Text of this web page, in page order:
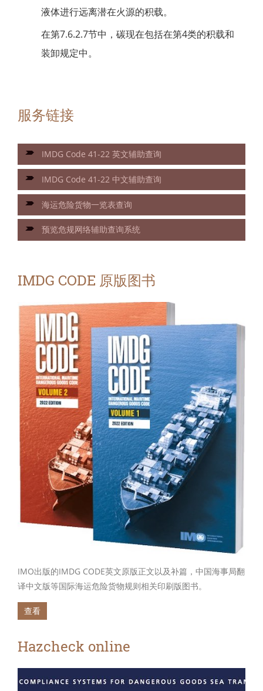
液体进行远离潜在火源的积载。
在第7.6.2.7节中，碳现在包括在第4类的积载和
装卸规定中。
服务链接
IMDG Code 41-22 英文辅助查询
IMDG Code 41-22 中文辅助查询
海运危险货物一览表查询
预览危规网络辅助查询系统
IMDG CODE 原版图书
IMO出版的IMDG CODE英文原版正文以及补篇，中国海事局翻
译中文版等国际海运危险货物规则相关印刷版图书。
查看
Hazcheck online